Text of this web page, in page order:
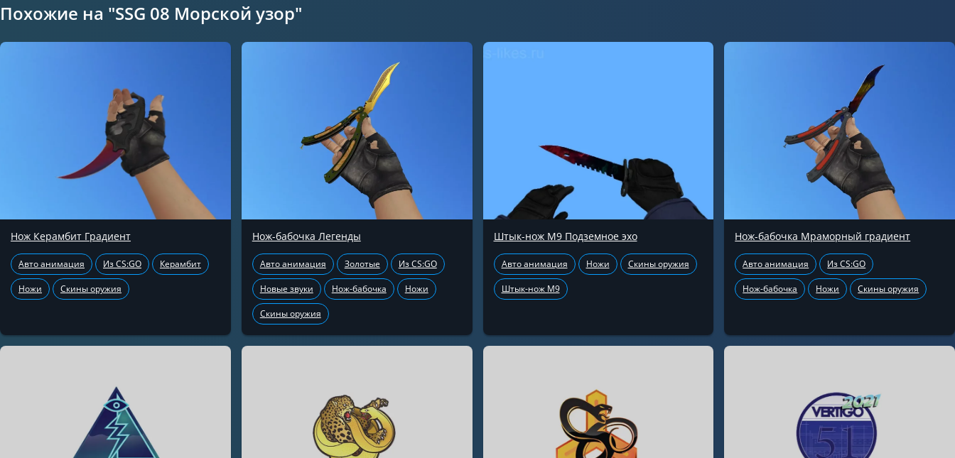
Похожие на "SSG 08 Морской узор"
Нож Керамбит Градиент
Авто анимация Из CS:GO Керамбит
Ножи Скины оружия
Нож-бабочка Легенды
Авто анимация Золотые Из CS:GO
Новые звуки Нож-бабочка Ножи
Скины оружия
Штык-нож М9 Подземное эхо
Авто анимация Ножи Скины оружия
Штык-нож М9
Нож-бабочка Мраморный градиент
Авто анимация Из CS:GO
Нож-бабочка Ножи Скины оружия